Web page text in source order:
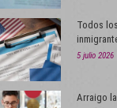
Todos
5 julio 2026
Arraigo